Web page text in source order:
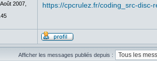
2007,
https://cpcrulez.fr/coding_src-disc-
Afficher les messages publiés depuis :